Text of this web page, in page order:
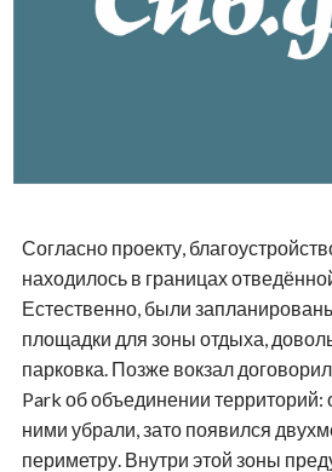
Согласно проекту,
находилось в границах
Естественно, были
площадки для зоны отдыха,
парковка. Позже вокзал
Park об объединении
ними убрали, зато появился
периметру. Внутри этой зоны